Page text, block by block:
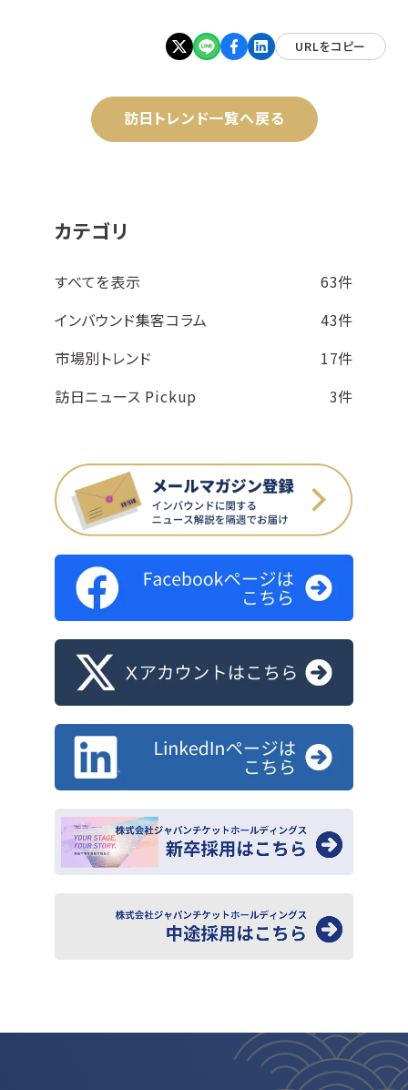
URLをコピー
訪日トレンド一覧へ戻る
カテゴリ
すべてを表示
63件
インバウンド集客コラム
43件
市場別トレンド
17件
訪日ニュース Pickup
3件